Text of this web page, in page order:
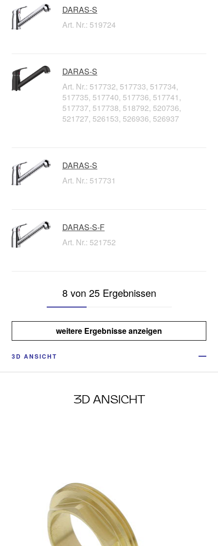
DARAS-S
Art. Nr.: 519724
DARAS-S
Art. Nr.: 517732, 517733, 517734,
517735, 517740, 517736, 517741,
517737, 517738, 518792, 520736,
521727, 526153, 526936, 526937
DARAS-S
Art. Nr.: 517731
DARAS-S-F
Art. Nr.: 521752
8 von 25 Ergebnissen
weitere Ergebnisse anzeigen
3D ANSICHT
3D ANSICHT